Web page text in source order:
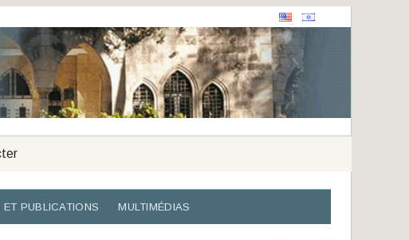
ET PUBLICATIONS MULTIMÉDIAS